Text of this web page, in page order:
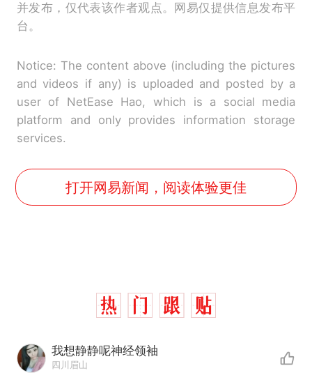
并发布，仅代表该作者观点。网易仅提供信息发布平
台。
Notice: The content above (including the pictures
and videos if any) is uploaded and posted by a
user of NetEase Hao, which is a social media
platform and only provides information storage
services.
打开网易新闻，阅读体验更佳
我想静静呢神经领袖
四川眉山